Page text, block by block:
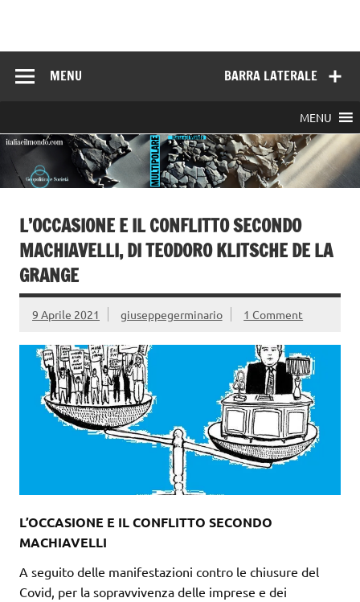
BARRA LATERALE
MENU
MENU
L’OCCASIONE E IL CONFLITTO SECONDO
MACHIAVELLI, DI TEODORO KLITSCHE DE LA
GRANGE
9 Aprile 2021 giuseppegerminario 1 Comment
L’OCCASIONE E IL CONFLITTO SECONDO
MACHIAVELLI
A seguito delle manifestazioni contro le chiusure del
Covid, per la sopravvivenza delle imprese e dei